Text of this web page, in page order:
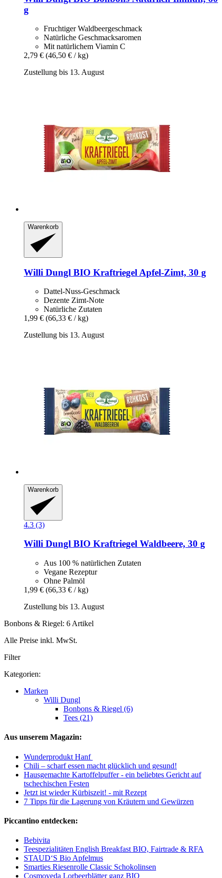
g
Fruchtiger Waldbeergeschmack
Natürliche Geschmacksaromen
Mit natürlichem Viamin C
2,79 € (46,50 € / kg)
Zustellung bis 13. August
Warenkorb
Willi Dungl BIO Kraftriegel Apfel-​Zimt, 30 g
Dattel-Nuss-Geschmack
Dezente Zimt-Note
Natürliche Zutaten
1,99 € (66,33 € / kg)
Zustellung bis 13. August
Warenkorb
4.3 (3)
Willi Dungl BIO Kraftriegel Waldbeere, 30 g
Aus 100 % natürlichen Zutaten
Vegane Rezeptur
Ohne Palmöl
1,99 € (66,33 € / kg)
Zustellung bis 13. August
Bonbons & Riegel: 6 Artikel
Alle Preise inkl. MwSt.
Filter
Kategorien:
Marken
Willi Dungl
Bonbons & Riegel (6)
Tees (21)
Aus unserem Magazin:
Wunderprodukt Hanf
Chili – scharf essen macht glücklich und gesund!
Hausgemachte Kartoffelpuffer - ein beliebtes Gericht auf
tschechischen Festen
Jetzt ist wieder Kürbiszeit! - mit Rezept
7 Tipps für die Lagerung von Kräutern und Gewürzen
Piccantino entdecken:
Bebivita
Teespezialitäten English Breakfast BIO, Fairtrade & RFA
STAUD‘S Bio Apfelmus
Smarties Riesenrolle Classic Schokolinsen
Cosmoveda Lorbeerblätter ganz BIO